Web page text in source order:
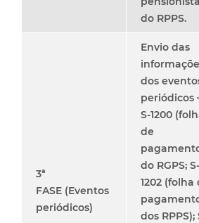
do RPPS.
3ª
FASE (Eventos
periódicos)
Envio das
dos
periódicos
S-1200
de
do RGPS; S-
1202 (folha
dos RPPS);